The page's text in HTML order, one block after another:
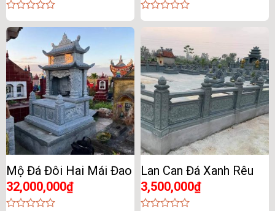
0
out
of
5
0
5
Mộ Đá Đôi Hai Mái Đao
32,000,000₫
Lan Can Đá Xanh Rêu
3,500,000₫